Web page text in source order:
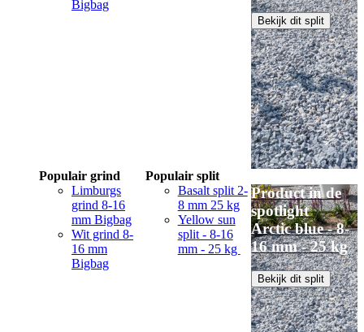
Bigbag
Bekijk dit split
Populair grind
Limburgs
grind 8-16
mm Bigbag
Wit grind 8-
16 mm
Bigbag
Populair split
Basalt split 2-
8 mm 25 kg
Yellow sun
split - 8-16
mm - 25 kg
Product in de
spotlight
Arctic blue - 8-
16 mm - 25 kg
Bekijk dit split